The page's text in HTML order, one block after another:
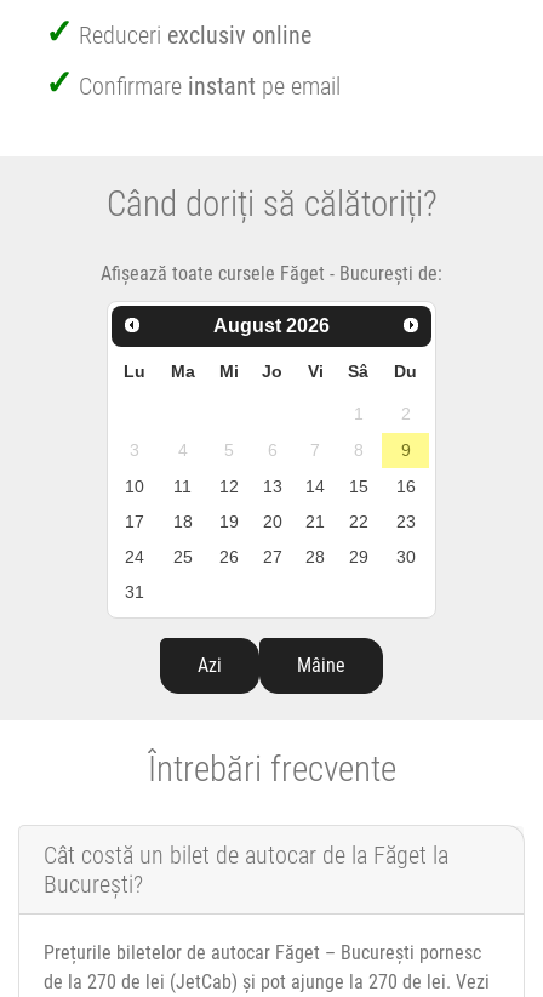
Reduceri exclusiv online
Confirmare instant pe email
Când doriți să călătoriți?
Afișează toate cursele Făget - București de:
August 2026
Lu Ma Mi Jo Vi Sâ Du
1
2
3
4 5 6 7 8
9
10
11 12 13 14 15
16
17
18 19 20 21 22
23
24
25 26 27 28 29
30
31
Azi Mâine
Întrebări frecvente
Cât costă un bilet de autocar de la Făget la
București?
Prețurile biletelor de autocar Făget – București pornesc
de la 270 de lei (JetCab) și pot ajunge la 270 de lei. Vezi